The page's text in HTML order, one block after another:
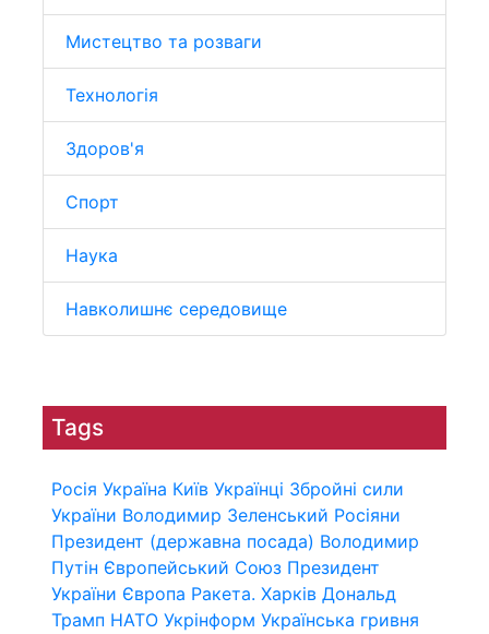
Мистецтво та розваги
Технологія
Здоров'я
Спорт
Наука
Навколишнє середовище
Tags
Росія Україна Київ Українці Збройні сили
України Володимир Зеленський Росіяни
Президент (державна посада) Володимир
Путін Європейський Союз Президент
України Європа Ракета. Харків Дональд
Трамп НАТО Укрінформ Українська гривня